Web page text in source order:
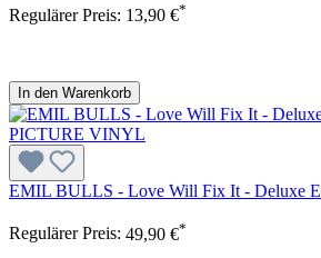
Regulärer Preis: 13,90 €*
In den Warenkorb
EMIL BULLS - Love Will Fix It - Deluxe
Regulärer Preis: 49,90 €*